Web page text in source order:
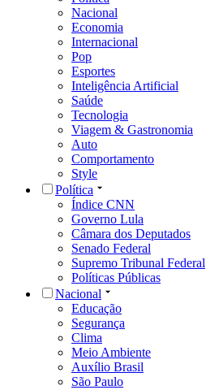
Nacional
Economia
Internacional
Pop
Esportes
Inteligência Artificial
Saúde
Tecnologia
Viagem & Gastronomia
Auto
Comportamento
Style
Política
Índice CNN
Governo Lula
Câmara dos Deputados
Senado Federal
Supremo Tribunal Federal
Políticas Públicas
Nacional
Educação
Segurança
Clima
Meio Ambiente
Auxílio Brasil
São Paulo